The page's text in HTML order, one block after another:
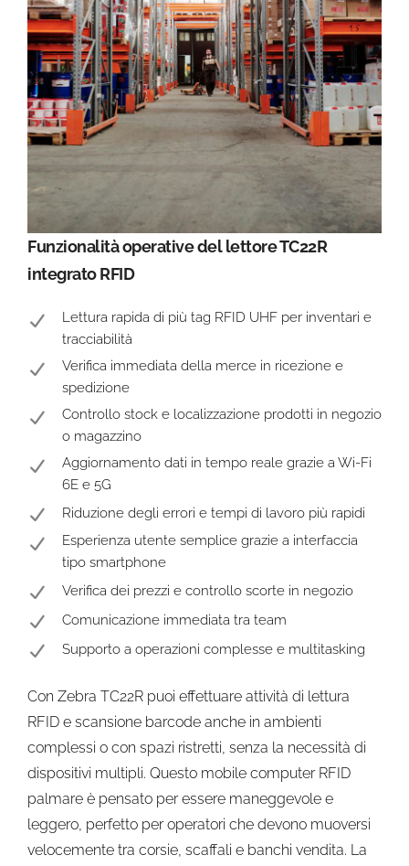
Funzionalità operative del lettore TC22R
integrato RFID
Lettura rapida di più tag RFID UHF per inventari e
tracciabilità
Verifica immediata della merce in ricezione e
spedizione
Controllo stock e localizzazione prodotti in negozio
o magazzino
Aggiornamento dati in tempo reale grazie a Wi-Fi
6E e 5G
Riduzione degli errori e tempi di lavoro più rapidi
Esperienza utente semplice grazie a interfaccia
tipo smartphone
Verifica dei prezzi e controllo scorte in negozio
Comunicazione immediata tra team
Supporto a operazioni complesse e multitasking
Con Zebra TC22R puoi effettuare attività di lettura
RFID e scansione barcode anche in ambienti
complessi o con spazi ristretti, senza la necessità di
dispositivi multipli. Questo mobile computer RFID
palmare è pensato per essere maneggevole e
leggero, perfetto per operatori che devono muoversi
velocemente tra corsie, scaffali e banchi vendita. La